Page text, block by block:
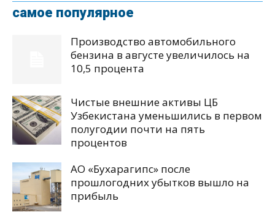
самое популярное
Производство автомобильного
бензина в августе увеличилось на
10,5 процента
Чистые внешние активы ЦБ
Узбекистана уменьшились в первом
полугодии почти на пять
процентов
АО «Бухарагипс» после
прошлогодних убытков вышло на
прибыль